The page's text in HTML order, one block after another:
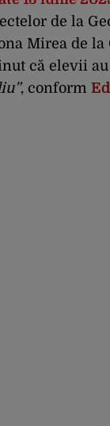
de la
Mirea de la
că elevii
, conform